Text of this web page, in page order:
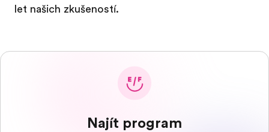
let našich zkušeností.
Najít program